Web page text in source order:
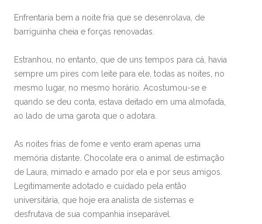
Enfrentaria bem a noite fria que se desenrolava, de
barriguinha cheia e forças renovadas.
Estranhou, no entanto, que de uns tempos para cá, havia
sempre um pires com leite para ele, todas as noites, no
mesmo lugar, no mesmo horário. Acostumou-se e
quando se deu conta, estava deitado em uma almofada,
ao lado de uma garota que o adotara.
As noites frias de fome e vento eram apenas uma
memória distante. Chocolate era o animal de estimação
de Laura, mimado e amado por ela e por seus amigos.
Legitimamente adotado e cuidado pela então
universitária, que hoje era analista de sistemas e
desfrutava de sua companhia inseparável.